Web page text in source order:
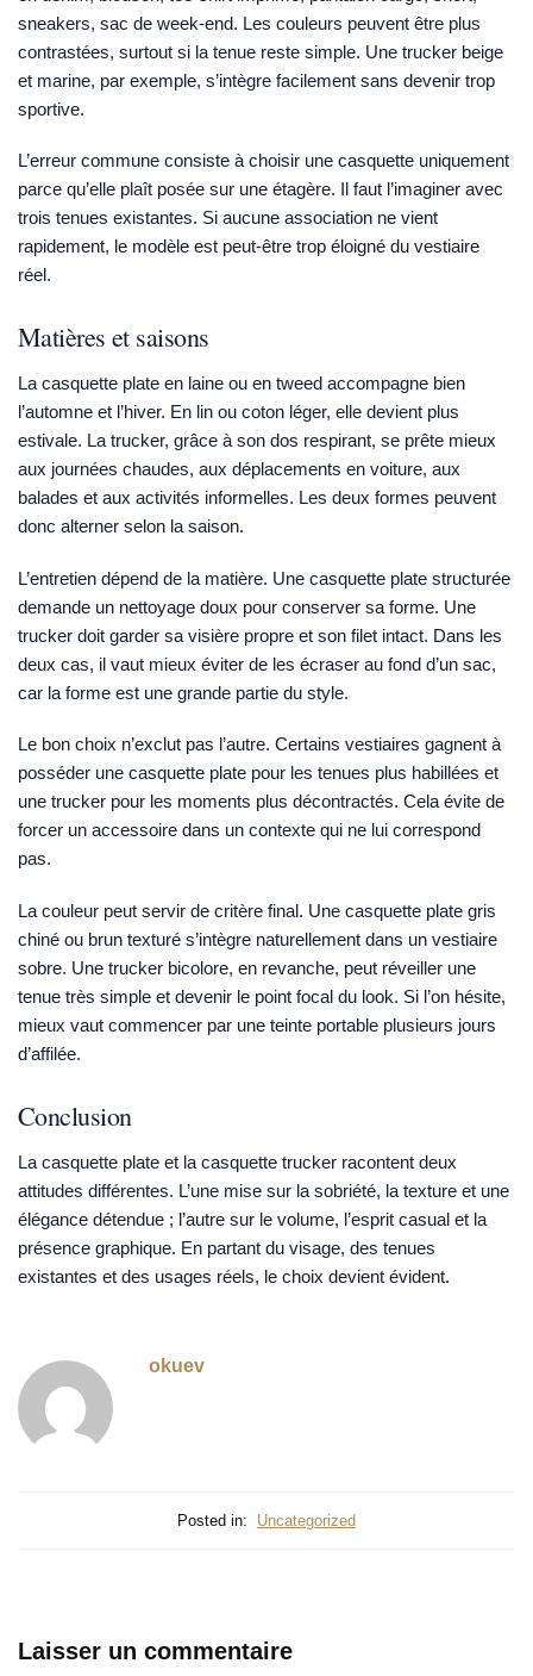
sneakers, sac de week-end. Les couleurs peuvent être plus
contrastées, surtout si la tenue reste simple. Une trucker beige
et marine, par exemple, s’intègre facilement sans devenir trop
sportive.
L’erreur commune consiste à choisir une casquette uniquement
parce qu’elle plaît posée sur une étagère. Il faut l’imaginer avec
trois tenues existantes. Si aucune association ne vient
rapidement, le modèle est peut-être trop éloigné du vestiaire
réel.
Matières et saisons
La casquette plate en laine ou en tweed accompagne bien
l’automne et l’hiver. En lin ou coton léger, elle devient plus
estivale. La trucker, grâce à son dos respirant, se prête mieux
aux journées chaudes, aux déplacements en voiture, aux
balades et aux activités informelles. Les deux formes peuvent
donc alterner selon la saison.
L’entretien dépend de la matière. Une casquette plate structurée
demande un nettoyage doux pour conserver sa forme. Une
trucker doit garder sa visière propre et son filet intact. Dans les
deux cas, il vaut mieux éviter de les écraser au fond d’un sac,
car la forme est une grande partie du style.
Le bon choix n’exclut pas l’autre. Certains vestiaires gagnent à
posséder une casquette plate pour les tenues plus habillées et
une trucker pour les moments plus décontractés. Cela évite de
forcer un accessoire dans un contexte qui ne lui correspond
pas.
La couleur peut servir de critère final. Une casquette plate gris
chiné ou brun texturé s’intègre naturellement dans un vestiaire
sobre. Une trucker bicolore, en revanche, peut réveiller une
tenue très simple et devenir le point focal du look. Si l’on hésite,
mieux vaut commencer par une teinte portable plusieurs jours
d’affilée.
Conclusion
La casquette plate et la casquette trucker racontent deux
attitudes différentes. L’une mise sur la sobriété, la texture et une
élégance détendue ; l’autre sur le volume, l’esprit casual et la
présence graphique. En partant du visage, des tenues
existantes et des usages réels, le choix devient évident.
okuev
Posted in: Uncategorized
Laisser un commentaire